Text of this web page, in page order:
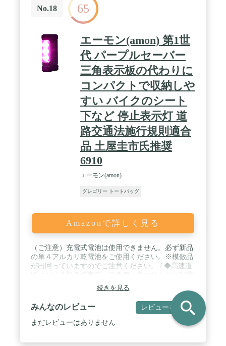
No.18 65
エーモン(amon) 第1世
代 パープルセーバー
三角表示板の代わりに
コンパクトで収納しや
すい バイクのシート
下など 停止表示灯 道
路交通法施行規則適合
品 土屋圭市氏推奨
6910
エーモン(amon)
グレゴリー トートバッグ
Amazonで詳しく見る
（ご注意）充電式電池は使用できません。必ず新品
の単４アルカリ乾電池をご使用ください。※模倣品
が出回っていますのでご注意ください。 / ◆高速道
できる道路交通法施行規則適合品。◆夜間約800
ｍ、昼間約300ｍから強力発光で存在を知らせる安
心の視認距離(※乾電池残量や道路環境により異な
ります)。◆底面がマグネットなので、車内から車
のルーフに安全に設置できる。シリコン製の防水カ
バーにより、車体への傷付きを防止。◆車の運転席
続きを見る
みんなのレビュー レビューを書く
まだレビューはありません
search